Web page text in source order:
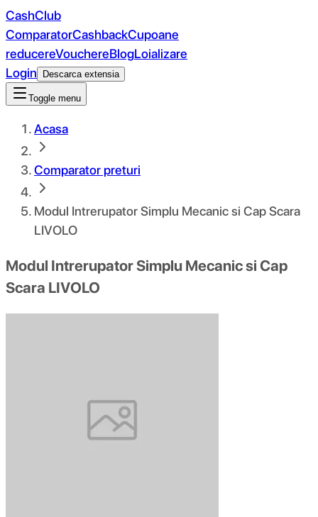
CashClub
ComparatorCashbackCupoane
reducereVouchereBlogLoializare
Login
Descarca extensia
Toggle menu
Acasa
Comparator preturi
Modul Intrerupator Simplu Mecanic si Cap Scara
LIVOLO
Modul Intrerupator Simplu Mecanic si Cap
Scara LIVOLO